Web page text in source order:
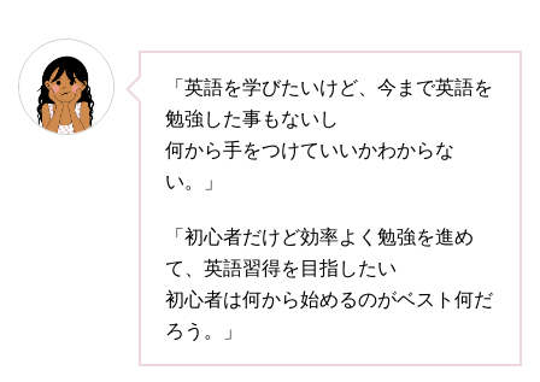
「英語を学びたいけど、今まで英語を
勉強した事もないし
何から手をつけていいかわからな
い。」
「初心者だけど効率よく勉強を進め
て、英語習得を目指したい
初心者は何から始めるのがベスト何だ
ろう。」